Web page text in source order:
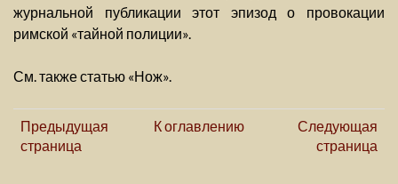
журнальной публикации этот эпизод о провокации
римской «тайной полиции».
См. также статью «Нож».
Предыдущая
страница
К оглавлению
Следующая
страница